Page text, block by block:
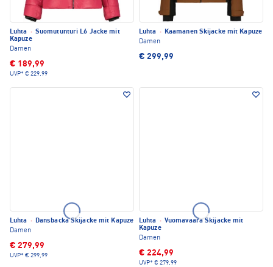
Luhta · Suomutunturi L6 Jacke mit
Kapuze
Damen
€ 189,99
UVP* € 229,99
Luhta · Kaamanen Skijacke mit Kapuze
Damen
€ 299,99
Luhta · Dansbacka Skijacke mit Kapuze
Damen
€ 279,99
UVP* € 299,99
Luhta · Vuomavaara Skijacke mit
Kapuze
Damen
€ 224,99
UVP* € 279,99